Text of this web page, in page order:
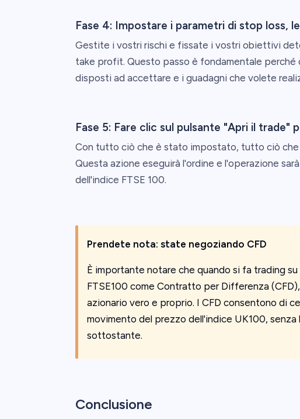
Fase 4: Impostare i parametri di stop loss,
Gestite i vostri rischi e fissate i vostri obiettivi
take profit. Questo passo è fondamentale
disposti ad accettare e i guadagni che volete
Fase 5: Fare clic sul pulsante "Apri il trade"
Con tutto ciò che è stato impostato, tutto ciò che
Questa azione eseguirà l'ordine e l'operazione
dell'indice FTSE 100.
Prendete nota: state negoziando CFD
È importante notare che quando si fa trading
FTSE100 come Contratto per Differenza
azionario vero e proprio. I CFD consentono di
movimento del prezzo dell'indice UK100,
sottostante.
Conclusione